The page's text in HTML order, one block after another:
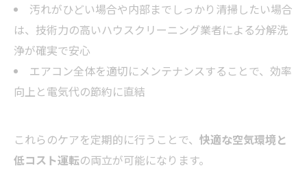
汚れがひどい場合や内部までしっかり清掃したい場合
は、技術力の高いハウスクリーニング業者による分解洗
浄が確実で安心
エアコン全体を適切にメンテナンスすることで、効率
向上と電気代の節約に直結
これらのケアを定期的に行うことで、 快適な空気環境と
低コスト運転の両立が可能になります。